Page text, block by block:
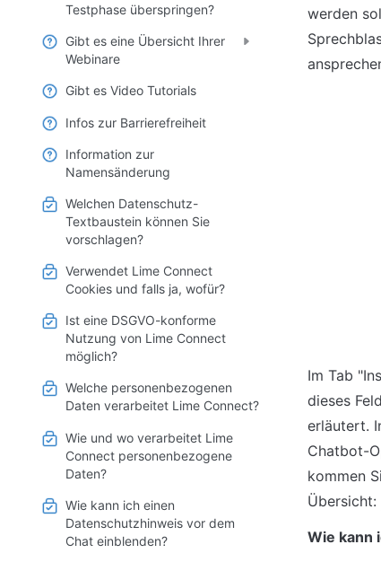
Testphase überspringen?
Gibt es eine Übersicht Ihrer
Webinare
Gibt es Video Tutorials
Infos zur Barrierefreiheit
Information zur
Namensänderung
Welchen Datenschutz-
Textbaustein können Sie
vorschlagen?
Verwendet Lime Connect
Cookies und falls ja, wofür?
Ist eine DSGVO-konforme
Nutzung von Lime Connect
möglich?
Welche personenbezogenen
Daten verarbeitet Lime Connect?
Wie und wo verarbeitet Lime
Connect personenbezogene
Daten?
Wie kann ich einen
Datenschutzhinweis vor dem
Chat einblenden?
werden
Im Tab
dieses
erläutert.
Chatbot-
kommen
Übersicht:
Wie kann